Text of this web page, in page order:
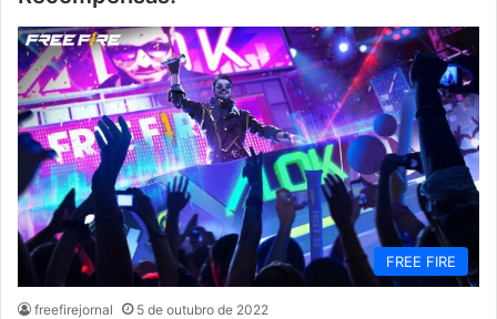
FREE FIRE
freefirejornal 5 de outubro de 2022